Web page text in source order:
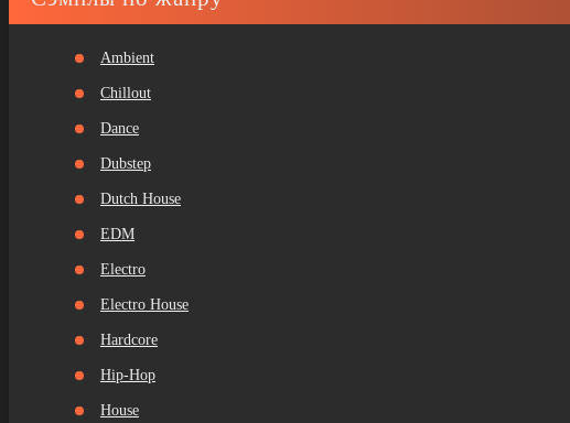
Ambient
Chillout
Dance
Dubstep
Dutch House
EDM
Electro
Electro House
Hardcore
Hip-Hop
House